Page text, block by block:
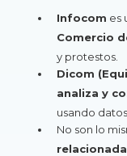
Infocom es
Comercio
y protestos.
Dicom
analiza y
usando
No son lo
relacionada